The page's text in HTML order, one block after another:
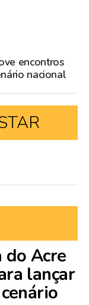
encontros
nacional
do Acre
lançar